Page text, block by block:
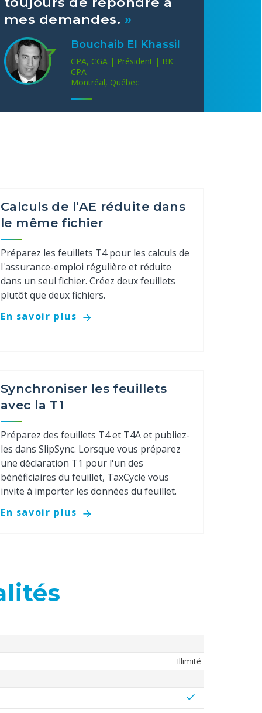
mes demandes. »
Bouchaib El Khassil
CPA, CGA | Président | BK
CPA
Montréal, Québec
Calculs de l’AE réduite dans
le même fichier
Préparez les feuillets T4 pour les calculs de
l'assurance-emploi régulière et réduite
dans un seul fichier. Créez deux feuillets
plutôt que deux fichiers.
En savoir plus
Synchroniser les feuillets
avec la T1
Préparez des feuillets T4 et T4A et publiez-
les dans SlipSync. Lorsque vous préparez
une déclaration T1 pour l'un des
bénéficiaires du feuillet, TaxCycle vous
invite à importer les données du feuillet.
En savoir plus
Illimité